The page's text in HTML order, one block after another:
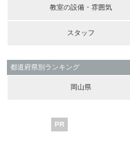
教室の設備・雰囲気
スタッフ
都道府県別ランキング
岡山県
PR